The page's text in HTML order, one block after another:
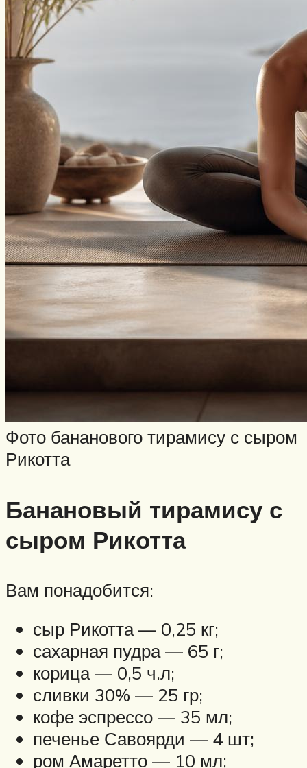
Фото бананового тирамису с сыром
Рикотта
Банановый тирамису с
сыром Рикотта
Вам понадобится:
сыр Рикотта — 0,25 кг;
сахарная пудра — 65 г;
корица — 0,5 ч.л;
сливки 30% — 25 гр;
кофе эспрессо — 35 мл;
печенье Савоярди — 4 шт;
ром Амаретто — 10 мл;